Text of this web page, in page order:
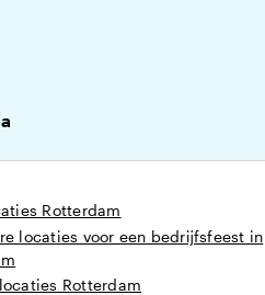
Rotterdam
locaties voor een bedrijfsfeest in
Rotterdam